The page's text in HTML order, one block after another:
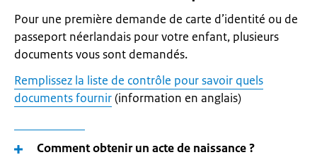
Pour une première demande de carte d’identité ou de
passeport néerlandais pour votre enfant, plusieurs
documents vous sont demandés.
Remplissez la liste de contrôle pour savoir quels
documents fournir(information en anglais)
Comment obtenir un acte de naissance ?